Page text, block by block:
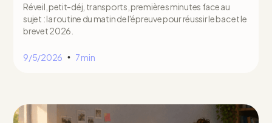
Réveil, petit-déj, transports, premières minutes face au
sujet : la routine du matin de l'épreuve pour réussir le bac et le
brevet 2026.
9/5/2026 • 7 min